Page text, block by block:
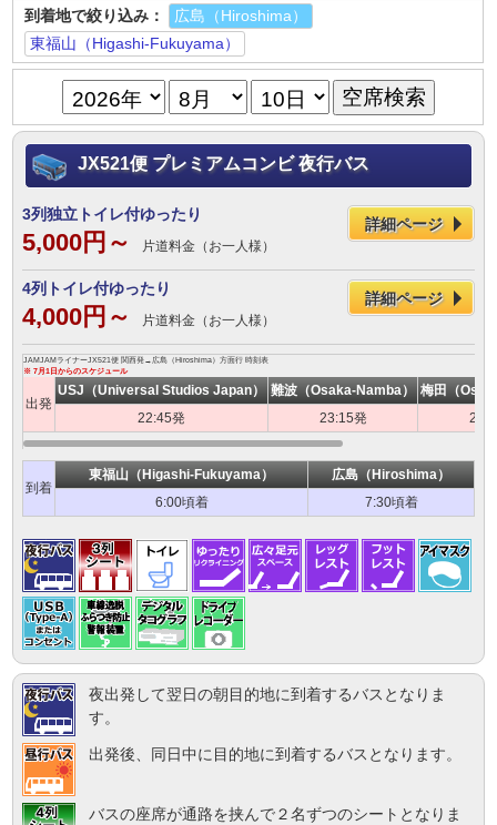
到着地で絞り込み：
広島（Hiroshima）
東福山（Higashi-Fukuyama）
JX521便 プレミアムコンビ 夜行バス
3列独立トイレ付ゆったり
5,000円～ 片道料金（お一人様）
詳細ページ
4列トイレ付ゆったり
4,000円～ 片道料金（お一人様）
詳細ページ
JAMJAMライナーJX521便 関西発→広島（Hiroshima）方面行 時刻表
※ 7月1日からのスケジュール
出発
USJ（Universal Studios Japan） 難波（Osaka-Namba）
梅田（
22:45発
23:15発
到着
東福山（Higashi-Fukuyama）
広島（Hiroshima）
6:00頃着
7:30頃着
夜出発して翌日の朝目的地に到着するバスとなりま
す。
出発後、同日中に目的地に到着するバスとなります。
バスの座席が通路を挟んで２名ずつのシートとなりま